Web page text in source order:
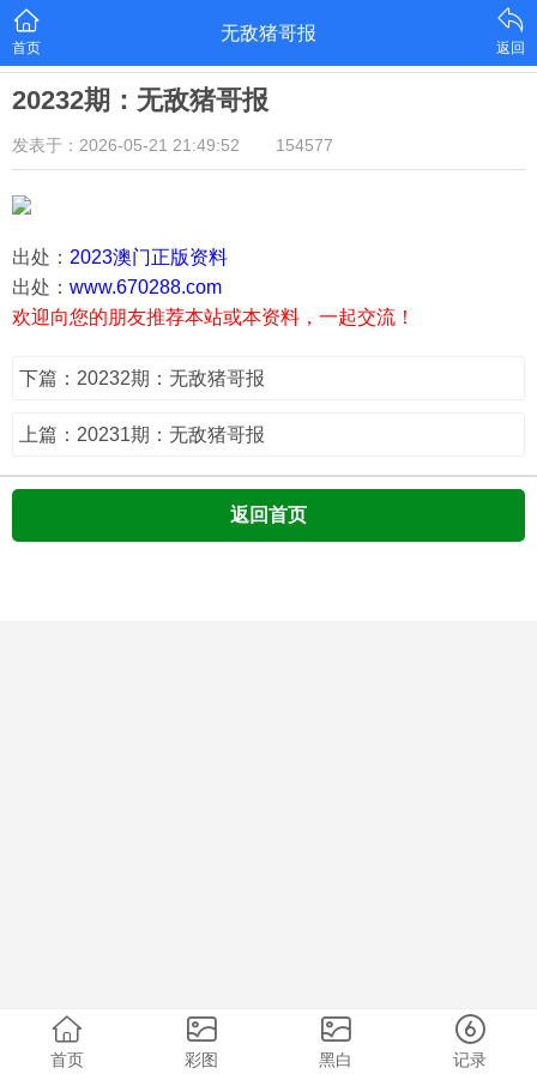
首页
无敌猪哥报
返回
20232期：无敌猪哥报
发表于：2026-05-21 21:49:52 154577
出处： 2023澳门正版资料
出处： www.670288.com
欢迎向您的朋友推荐本站或本资料，一起交流！
下篇：20232期：无敌猪哥报
上篇：20231期：无敌猪哥报
返回首页
首页 彩图 黑白 记录